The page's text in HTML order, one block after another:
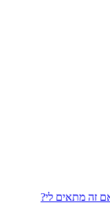
זה מתאים לי?